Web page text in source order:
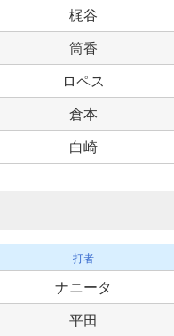
梶谷
筒香
ロペス
倉本
白崎
打者
ナニータ
平田